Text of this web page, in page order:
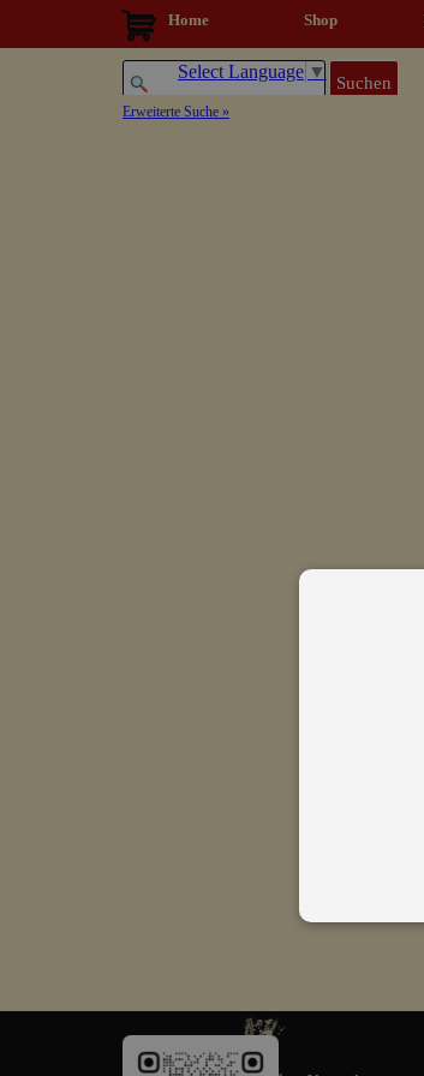
Direkt zum Seiteninhalt
Home Shop
Select Language ▼
Suchen
Erweiterte Suche »